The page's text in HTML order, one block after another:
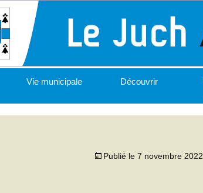
Vie municipale Découvrir
Publié le 7 novembre 2022